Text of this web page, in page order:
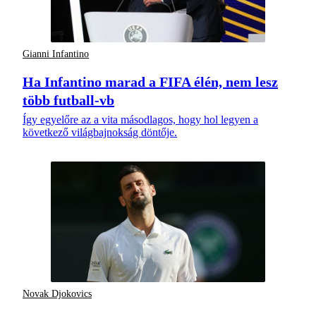
Gianni Infantino
Ha Infantino marad a FIFA élén, nem lesz
több futball-vb
Így egyelőre az a vita másodlagos, hogy hol legyen a
következő világbajnokság döntője.
Novak Djokovics